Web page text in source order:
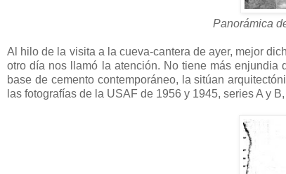
Panorámica
Al hilo de la visita a la cueva-cantera de ayer, mejor
otro día nos llamó la atención. No tiene más
base de cemento contemporáneo, la sitúan
las fotografías de la USAF de 1956 y 1945, series A y